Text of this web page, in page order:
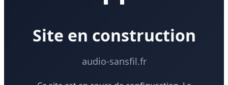
Site en construction
audio-sansfil.fr